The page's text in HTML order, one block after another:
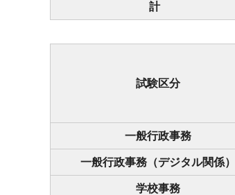
計
試験区分
一般行政事務
一般行政事務（デジタル関係）
学校事務